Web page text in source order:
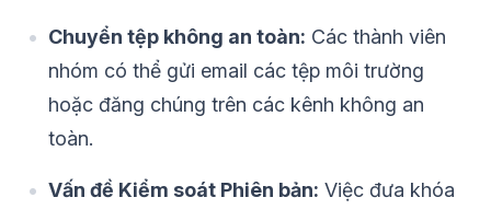
Chuyển tệp không an toàn: Các thành viên
nhóm có thể gửi email các tệp môi trường
hoặc đăng chúng trên các kênh không an
toàn.
Vấn đề Kiểm soát Phiên bản: Việc đưa khóa